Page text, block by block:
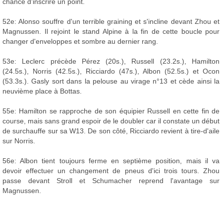
52e: Alonso souffre d'un terrible graining et s'incline devant Zhou et
Magnussen. Il rejoint le stand Alpine à la fin de cette boucle pour
changer d'enveloppes et sombre au dernier rang.
53e: Leclerc précède Pérez (20s.), Russell (23.2s.), Hamilton
(24.5s.), Norris (42.5s.), Ricciardo (47s.), Albon (52.5s.) et Ocon
(53.3s.). Gasly sort dans la pelouse au virage n°13 et cède ainsi la
neuvième place à Bottas.
55e: Hamilton se rapproche de son équipier Russell en cette fin de
course, mais sans grand espoir de le doubler car il constate un début
de surchauffe sur sa W13. De son côté, Ricciardo revient à tire-d'aile
sur Norris.
56e: Albon tient toujours ferme en septième position, mais il va
devoir effectuer un changement de pneus d'ici trois tours. Zhou
passe devant Stroll et Schumacher reprend l'avantage sur
Magnussen.